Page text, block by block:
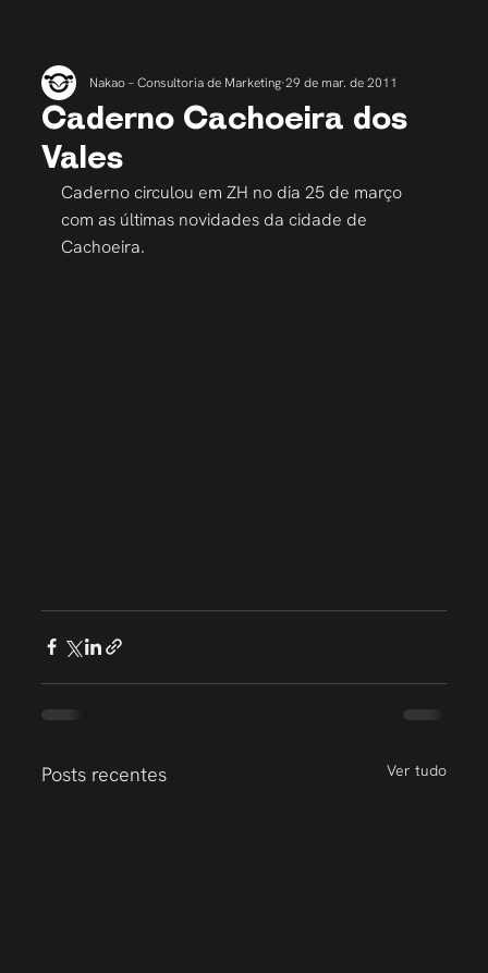
Caderno Cachoeira dos
Vales
Nakao – Consultoria de Marketing 29 de mar. de 2011
Caderno circulou em ZH no dia 25 de março
com as últimas novidades da cidade de
Cachoeira.
Posts recentes Ver tudo